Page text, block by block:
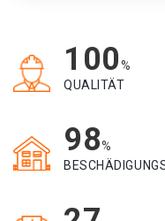
100%
QUALITÄT
98%